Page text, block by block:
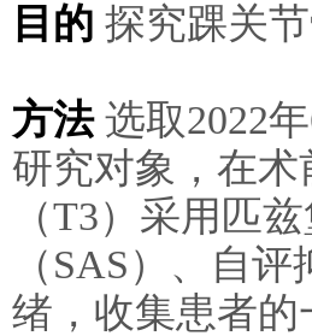
目的 探究踝关
方法选取2022
研究对象，在术
（T3）采用匹
（SAS）、自
绪，收集患者的